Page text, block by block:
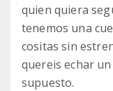
quien quiera
tenemos una
cositas sin
quereis echar
supuesto.